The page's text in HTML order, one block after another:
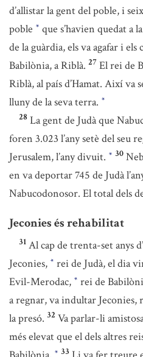
d’allistar la gent del poble, i
poble * que s’havien quedat a
de la guàrdia, els va agafar i
Babilònia, a Riblà. 27 El rei de
Riblà, al país d’Hamat. Així va
lluny de la seva terra. *
28 La gent de Judà que
foren 3.023 l’any setè del seu
Jerusalem, l’any divuit. * 30
en va deportar 745 de Judà
Nabucodonosor. El total dels
Jeconies és rehabilitat
31 Al cap de trenta-set anys
Jeconies, * rei de Judà, el dia
Evil-Merodac, * rei de
a regnar, va indultar Jeconies,
la presó. 32 Va parlar-li
més elevat que el dels altres
* 33